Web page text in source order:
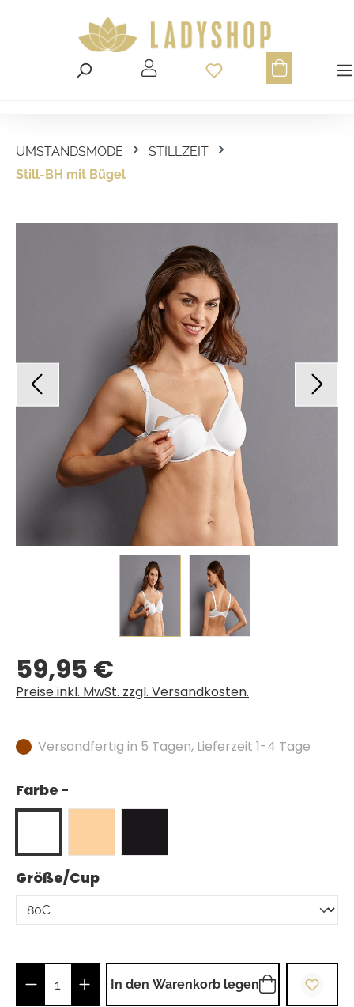
Du hast 0
UMSTANDSMODE
STILLZEIT
Still-BH mit Bügel
Bildergalerie überspringen
Regulärer Preis:
59,95 €
Preise inkl. MwSt. zzgl. Versandkosten.
Versandfertig in 5 Tagen, Lieferzeit 1-4 Tage
Farbe -
Größe/Cupauswählen
Produkt Anzahl: Gib den gewünschten
In den Warenkorb legen